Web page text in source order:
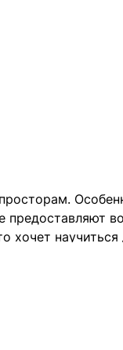
предоставляют
хочет